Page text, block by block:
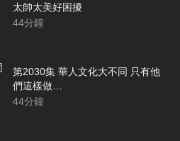
太帥太美好困擾
44分鐘
第2030集 華人文化大不同 只有他
們這樣做…
44分鐘